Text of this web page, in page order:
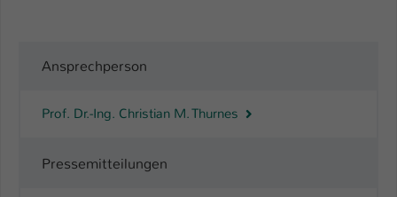
Ansprechperson
Prof. Dr.-Ing. Christian M. Thurnes
Pressemitteilungen
Laufzeit 1 Tag
Dieser Cookie teilt der Webseite mit, ob
zu verwalten.